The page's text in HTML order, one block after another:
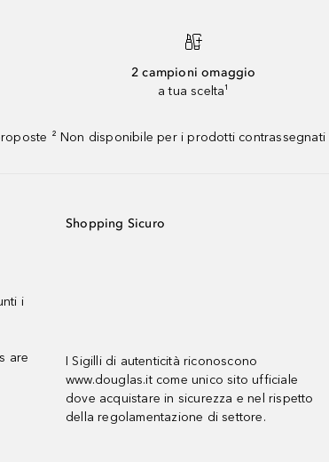
2 campioni omaggio
a tua scelta¹
² Non disponibile per i prodotti contrassegnati
i
are
Shopping Sicuro
I Sigilli di autenticità riconoscono
www.douglas.it come unico sito ufficiale
dove acquistare in sicurezza e nel rispetto
della regolamentazione di settore.